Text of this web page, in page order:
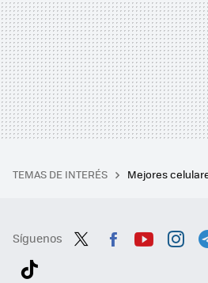
TEMAS DE INTERÉS Mejores
Síguenos